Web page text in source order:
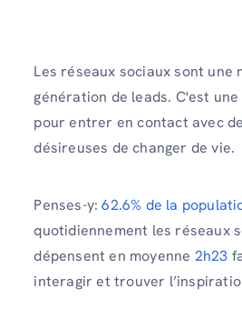
Les réseaux sociaux sont une
génération de leads. C'est
pour entrer en contact avec
désireuses de changer de vie.
Penses-y:62.6% de la
quotidiennement les réseaux
dépensent en moyenne 2h23
interagir et trouver